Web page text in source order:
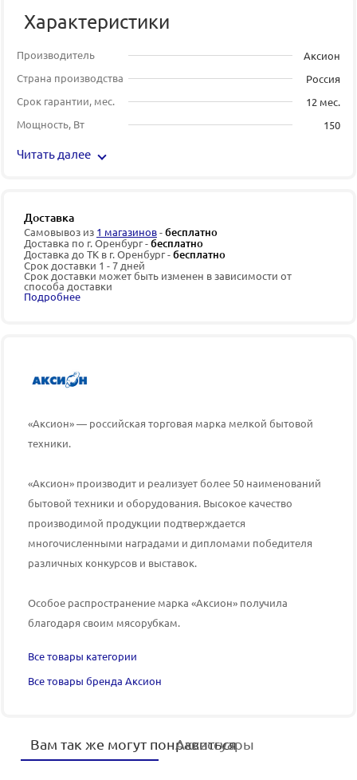
Характеристики
Производитель
Аксион
Страна производства
Россия
Срок гарантии, мес.
12 мес.
Мощность, Вт
150
Читать далее
Доставка
Самовывоз из 1 магазинов-бесплатно
Доставка по г. Оренбург -бесплатно
Доставка до ТК в г. Оренбург -бесплатно
Срок доставки 1 - 7 дней
Срок доставки может быть изменен в зависимости от
способа доставки
Подробнее
«Аксион» — российская торговая марка мелкой бытовой
техники.
«Аксион» производит и реализует более 50 наименований
бытовой техники и оборудования. Высокое качество
производимой продукции подтверждается
многочисленными наградами и дипломами победителя
различных конкурсов и выставок.
Особое распространение марка «Аксион» получила
благодаря своим мясорубкам.
Все товары категории
Все товары бренда Аксион
Вам так же могут понравиться
Аксессуары